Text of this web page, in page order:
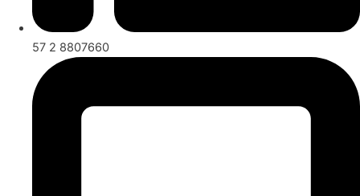
57 2 8807660